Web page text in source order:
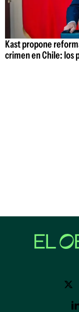
Kast propone
crimen en Chile: los